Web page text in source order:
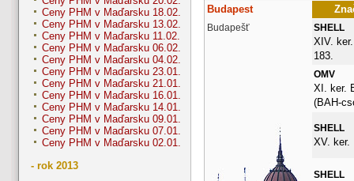
Ceny PHM v Maďarsku 18.02.
Ceny PHM v Maďarsku 13.02.
Ceny PHM v Maďarsku 11.02.
Ceny PHM v Maďarsku 06.02.
Ceny PHM v Maďarsku 04.02.
Ceny PHM v Maďarsku 23.01.
Ceny PHM v Maďarsku 21.01.
Ceny PHM v Maďarsku 16.01.
Ceny PHM v Maďarsku 14.01.
Ceny PHM v Maďarsku 09.01.
Ceny PHM v Maďarsku 07.01.
Ceny PHM v Maďarsku 02.01.
- rok 2013
Budapest
Budapešť SHELL
XIV.
183.
OMV
XI. ker.
(BAH-
SHELL
XV. ker.
SHELL